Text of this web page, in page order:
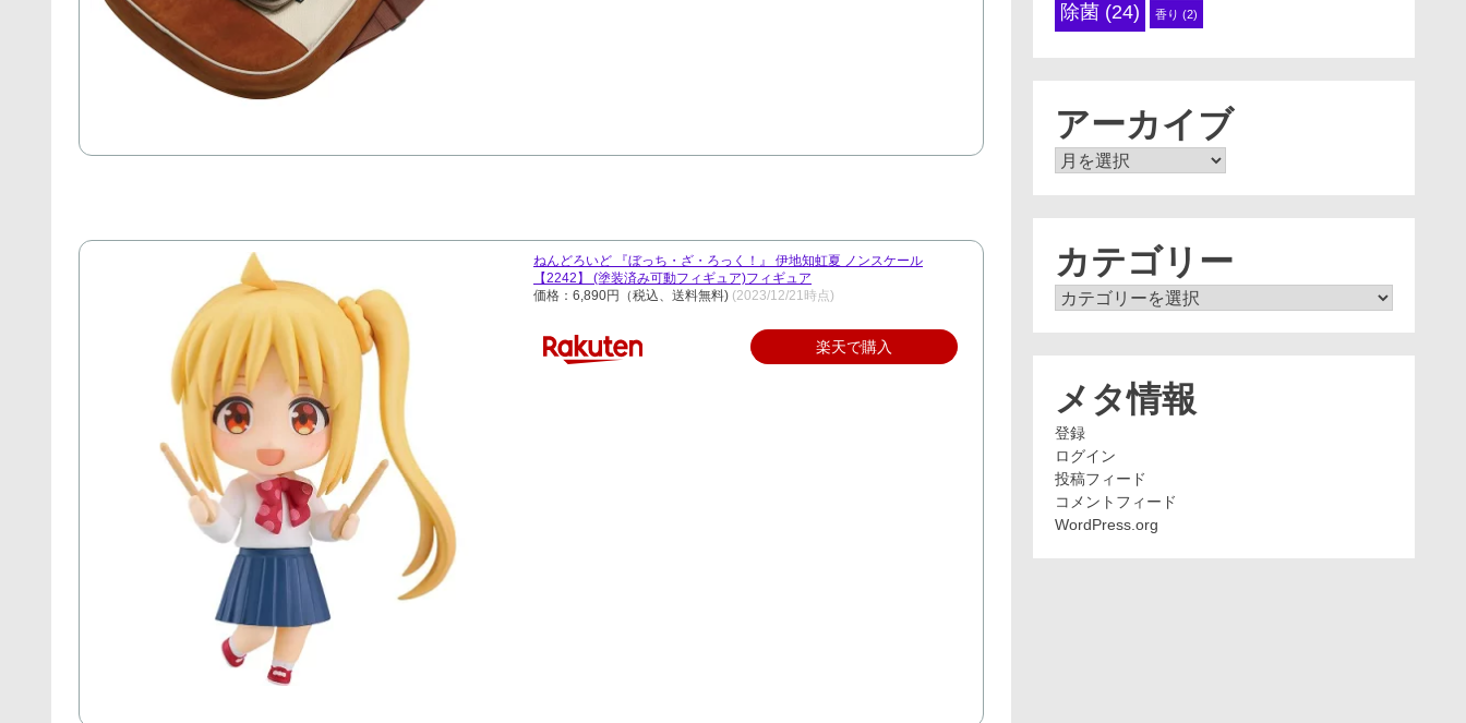
ねんどろいど 『ぼっち・ざ・ろっく！』 伊地知虹夏 ノンスケール
【2242】 (塗装済み可動フィギュア)フィギュア
価格：6,890円（税込、送料無料) (2023/12/21時点)
楽天で購入
除菌 (24) 香り (2)
アーカイブ
ア
カテゴリー
カ
メタ情報
登録
ログイン
投稿フィード
コメントフィード
WordPress.org